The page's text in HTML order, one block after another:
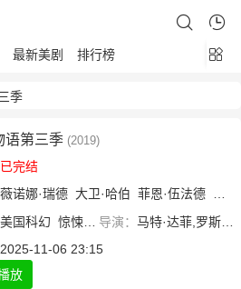
最新美剧 排行榜
季
语第三季 (2019)
已完结
薇诺娜·瑞德 大卫·哈伯 菲恩·伍法德
米莉
美国科幻 惊悚 剧情
导演： 马特·达菲,罗斯·达菲
2025-11-06 23:15
放